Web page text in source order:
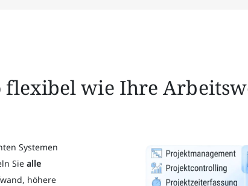
flexibel wie Ihre
Systemen
Sie alle
höhere